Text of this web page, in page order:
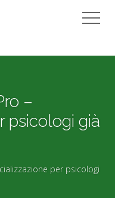
–
psicologi già
per psicologi